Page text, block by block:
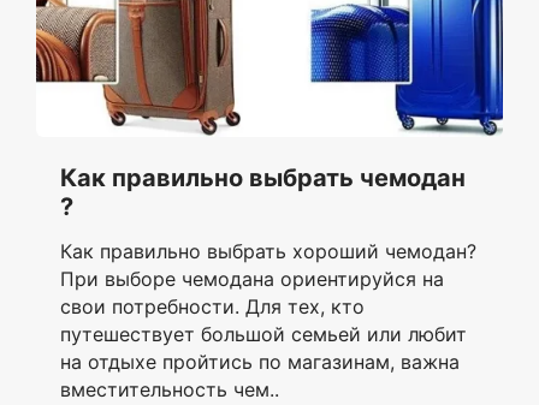
Как правильно выбрать чемодан
?
Как правильно выбрать хороший чемодан?
При выборе чемодана ориентируйся на
свои потребности. Для тех, кто
путешествует большой семьей или любит
на отдыхе пройтись по магазинам, важна
вместительность чем..